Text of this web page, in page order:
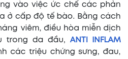
vào việc ức chế các phản
ở cấp độ tế bào. Bằng cách
viêm, điều hòa miễn dịch
trong da đầu, ANTI INFLAM
các triệu chứng sưng, đau,